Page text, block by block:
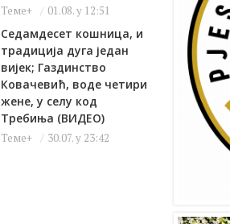
Теме+ 01.08. у 12:51
Седамдесет кошница, и
традиција дуга један
вијек; Газдинство
Ковачевић, воде четири
жене, у селу код
Требиња (ВИДЕО)
Теме+ 30.07. у 23:42